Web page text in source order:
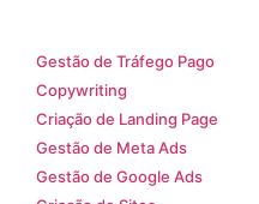
Gestão de Tráfego Pago
Copywriting
Criação de Landing Page
Gestão de Meta Ads
Gestão de Google Ads